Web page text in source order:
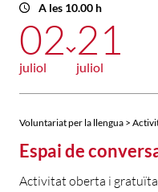
A les 10.00 h
02
juliol
21
juliol
Voluntariat per la llengua >
Espai de
Activitat oberta i